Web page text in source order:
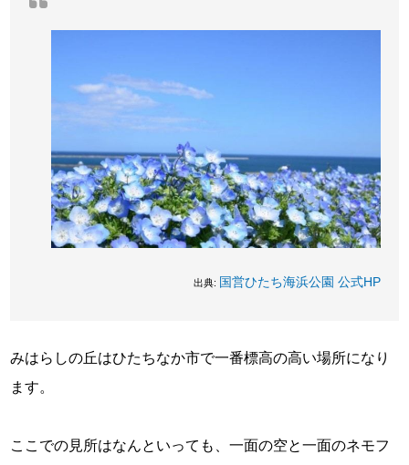
出典: 国営ひたち海浜公園 公式HP
みはらしの丘はひたちなか市で一番標高の高い場所になり
ます。
ここでの見所はなんといっても、一面の空と一面のネモフ